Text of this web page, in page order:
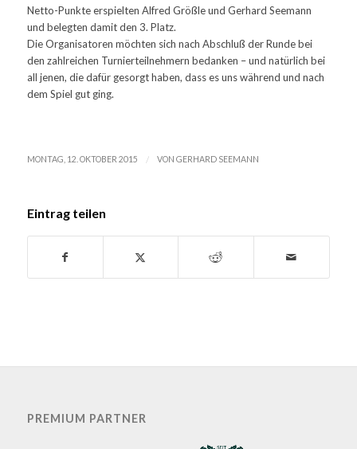
Netto-Punkte erspielten Alfred Größle und Gerhard Seemann
und belegten damit den 3. Platz.
Die Organisatoren möchten sich nach Abschluß der Runde bei
den zahlreichen Turnierteilnehmern bedanken – und natürlich bei
all jenen, die dafür gesorgt haben, dass es uns während und nach
dem Spiel gut ging.
MONTAG, 12. OKTOBER 2015 / VON GERHARD SEEMANN
Eintrag teilen
PREMIUM PARTNER